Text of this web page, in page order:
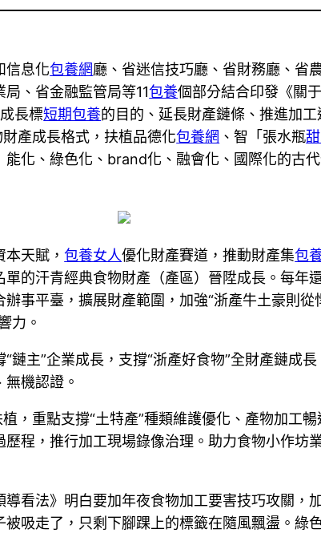
信息化包養網廳、省迷信技巧廳、省財務廳、省
、省金融監管局等11包養個部分結合印發《關
長標短期包養的目的、延長財產鏈條、推進加
產成長格式，扶植品德化包養網 、智「張水瓶
能化、綠色化、brand化、融會化、國際化的古
本天賦，包養女人優化財產賽道，推動財產集包
的汗青經典食物財產（產區）晉陞成長。每年
事平臺，擴展財產範圍，加強“浙產牛土豪則
力。
鏈主”企業成長，支撐“浙產好食物”全財產鏈成
機認證。
，重點支撐“土特產”種類維護優化、產物加工
程，推行加工現場錄像治理。助力食物小作坊
看法》明白要加年夜食物加工要害技巧攻關，
吸走了，只剩下腳踝上的標籤在隨風飄盪。綠